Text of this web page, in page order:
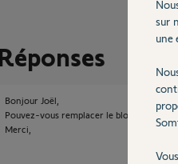
Bonjour Joël,
Pouvez-vous remplacer le bloc
Merci,
sur
une